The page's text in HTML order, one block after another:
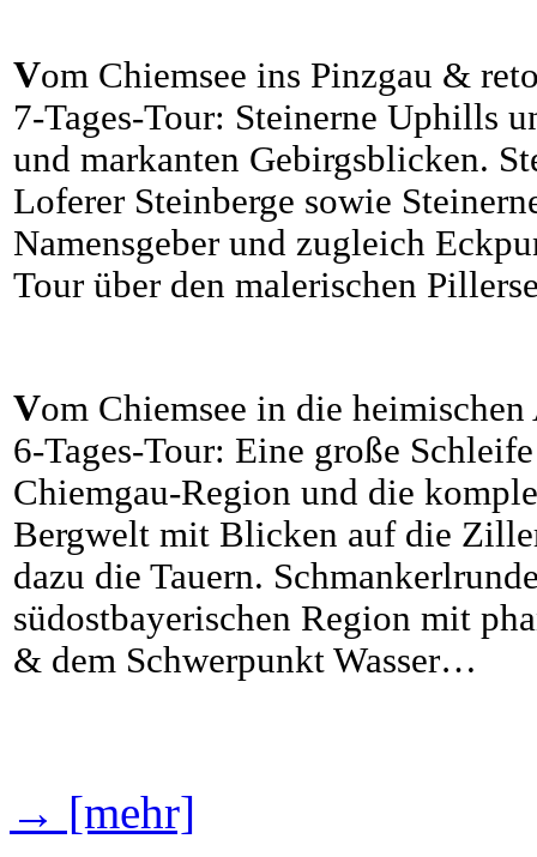
Vom Chiemsee ins Pinzgau &
7-Tages-Tour: Steinerne Uphills
und markanten Gebirgsblicken.
Loferer Steinberge sowie
Namensgeber und zugleich
Tour über den malerischen
Vom Chiemsee in die
6-Tages-Tour: Eine große
Chiemgau-Region und die
Bergwelt mit Blicken auf die
dazu die Tauern.
südostbayerischen Region mit
& dem Schwerpunkt Wasser…
→ [mehr]